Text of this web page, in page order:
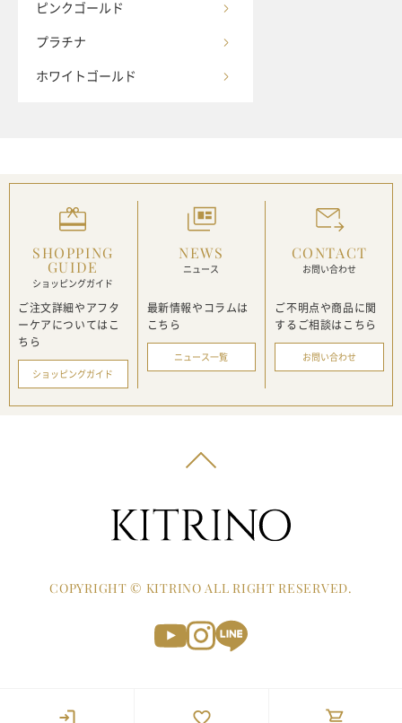
ピンクゴールド
プラチナ
ホワイトゴールド
SHOPPING
GUIDE
ショッピングガイド
ご注文詳細やアフタ
ーケアについてはこ
ちら
ショッピングガイド
NEWS
ニュース
最新情報や コラムは
こちら
ニュース一覧
CONTACT
お問い合わせ
ご不明点や商品に関
する ご相談はこちら
お問い合わせ
COPYRIGHT © KITRINO ALL RIGHT RESERVED.